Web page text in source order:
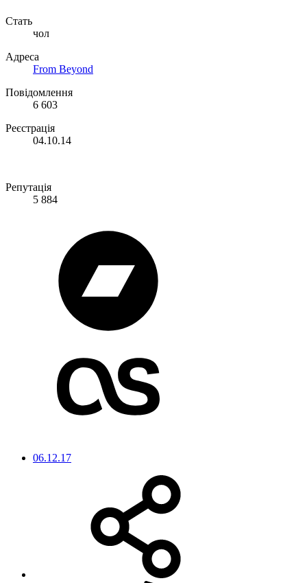
Стать
чол
Адреса
From Beyond
Повідомлення
6 603
Реєстрація
04.10.14
Репутація
5 884
06.12.17